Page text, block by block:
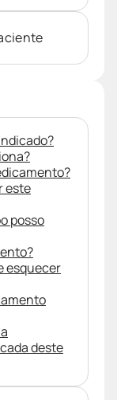
este
posso
esquecer
deste